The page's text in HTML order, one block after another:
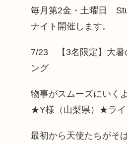
毎月第2金・土曜日
ナイト開催します。
7/23 【3名限定】大暑
ング
物事がスムーズにいく
★Y様（山梨県）★ライ
最初から天使たちがそ